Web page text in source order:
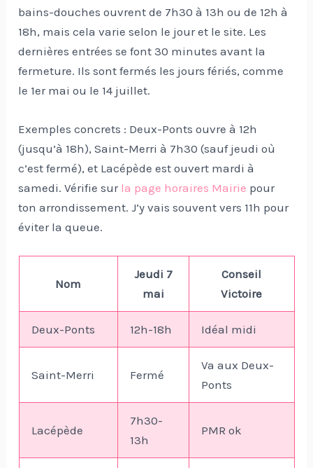
bains-douches ouvrent de 7h30 à 13h ou de 12h à
18h, mais cela varie selon le jour et le site. Les
dernières entrées se font 30 minutes avant la
fermeture. Ils sont fermés les jours fériés, comme
le 1er mai ou le 14 juillet.
Exemples concrets : Deux-Ponts ouvre à 12h
(jusqu’à 18h), Saint-Merri à 7h30 (sauf jeudi où
c’est fermé), et Lacépède est ouvert mardi à
samedi. Vérifie sur la page horaires Mairie pour
ton arrondissement. J’y vais souvent vers 11h pour
éviter la queue.
Nom
Jeudi 7
mai
Conseil
Victoire
Deux-Ponts 12h-18h Idéal midi
Saint-Merri Fermé
Va aux Deux-
Ponts
Lacépède
7h30-
13h
PMR ok